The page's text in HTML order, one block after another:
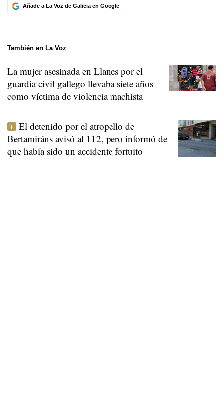
Añade a La Voz de Galicia en Google
También en La Voz
La mujer asesinada en Llanes por el
guardia civil gallego llevaba siete años
como víctima de violencia machista
El detenido por el atropello de
Bertamiráns avisó al 112, pero informó de
que había sido un accidente fortuito